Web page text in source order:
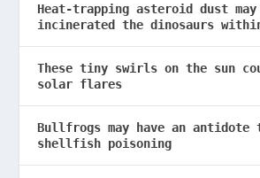
Heat-trapping asteroid dust may
incinerated the dinosaurs
These tiny swirls on the sun
solar flares
Bullfrogs may have an antidote
shellfish poisoning